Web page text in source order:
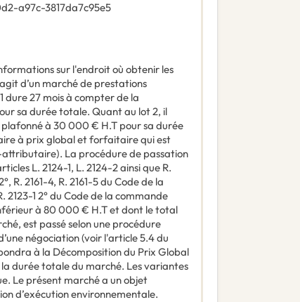
a97c-3817da7c95e5
sur l'endroit où obtenir les
d’un marché de prestations
dure 27 mois à compter de la
sa durée totale. Quant au lot 2, il
à 30 000 € H.T pour sa durée
à prix global et forfaitaire qui est
La procédure de passation
L. 2124-1, L. 2124-2 ainsi que R.
R. 2161-4, R. 2161-5 du Code de la
1 2° du Code de la commande
à 80 000 € H.T et dont le total
est passé selon une procédure
négociation (voir l'article 5.4 du
à la Décomposition du Prix Global
durée totale du marché. Les variantes
Le présent marché a un objet
d’exécution environnementale.